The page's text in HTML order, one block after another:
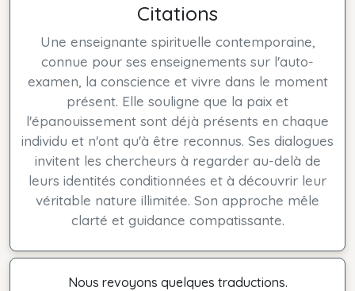
Citations
Une enseignante spirituelle contemporaine,
connue pour ses enseignements sur l'auto-
examen, la conscience et vivre dans le moment
présent. Elle souligne que la paix et
l'épanouissement sont déjà présents en chaque
individu et n'ont qu'à être reconnus. Ses dialogues
invitent les chercheurs à regarder au-delà de
leurs identités conditionnées et à découvrir leur
véritable nature illimitée. Son approche mêle
clarté et guidance compatissante.
Nous revoyons quelques traductions.